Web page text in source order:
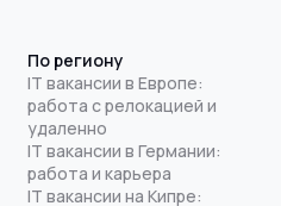
По региону
IT вакансии в Европе:
работа с релокацией и
удаленно
IT вакансии в Германии:
работа и карьера
IT вакансии на Кипре: